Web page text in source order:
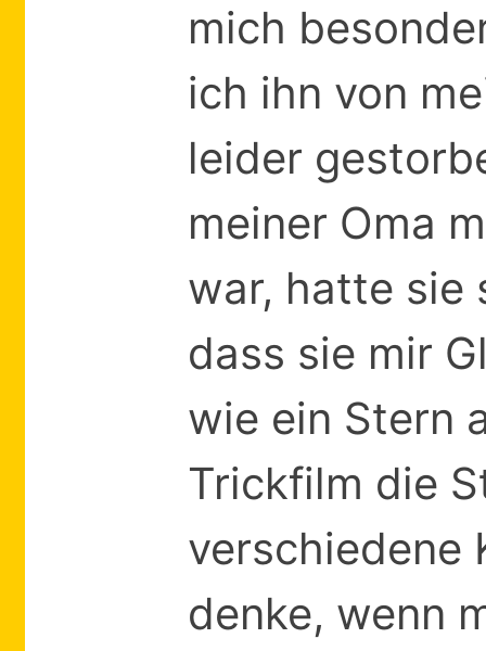
mich
ich ihn von
leider
meiner Oma
war, hatte sie
dass sie mir
wie ein Stern
Trickfilm die
verschiedene
denke, wenn